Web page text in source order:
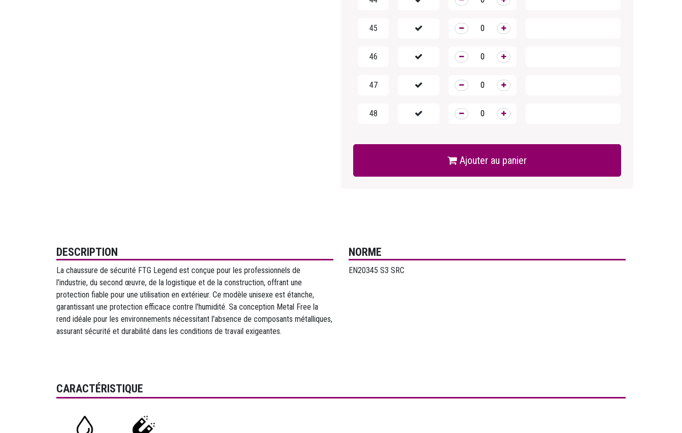
45
46
47
48
Ajouter au panier
DESCRIPTION
La chaussure de sécurité FTG Legend est conçue pour les professionnels de
l'industrie, du second œuvre, de la logistique et de la construction, offrant une
protection fiable pour une utilisation en extérieur. Ce modèle unisexe est étanche,
garantissant une protection efficace contre l'humidité. Sa conception Metal Free la
rend idéale pour les environnements nécessitant l'absence de composants métalliques,
assurant sécurité et durabilité dans les conditions de travail exigeantes.
NORME
EN20345 S3 SRC
CARACTÉRISTIQUE